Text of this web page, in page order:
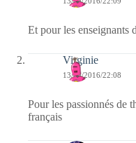
Et pour les enseignants
Virginie
13/04/2016/22:08
Pour les passionnés de
français